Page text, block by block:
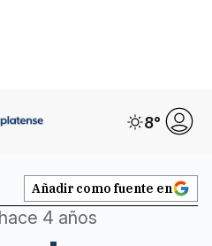
8°
Añadir como fuente en
4 años